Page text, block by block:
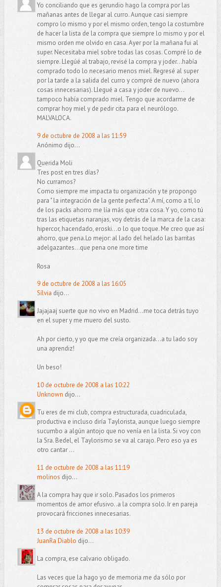
Yo conciliando que es gerundio hago la compra por las
mañanas antes de llegar al curro. Aunque casi siempre
compro lo mismo y por el mismo orden, tengo la costumbre
de hacer la lista de la compra que siempre lo mismo y por el
mismo orden me olvido en casa. Ayer por la mañana fui al
super. Necesitaba miel sobre todas las cosas. Compré lo de
siempre. Llegúé al trabajo, revisé la compra y joder...había
comprado todo lo necesario menos miel. Regresé al super
por la tarde a la salida del curro y compré de nuevo (ahora
cosas innecesarias). Llegué a casa y joder de nuevo...
tampoco había comprado miel. Tengo que acordarme de
comprar hoy miel y de pedir cita para el neurólogo.
MALVALOCA.
9 de octubre de 2008 a las 11:59
Anónimo dijo...
Querida Moli
Tres post en tres días?
No curramos?
Como siempre me impacta tu organización y te propongo
para " la integración de la gente perfecta". A mí, como a tí, lo
de los packs ahorro me lía más que otra cosa. Y yo, como tú
tras las etiquetas naranjas, voy detrás de la marca de la casa:
hipercor, hacendado, eroski...o lo que toque. Me creo que así
ahorro, que pena.Lo mejor: al lado del helado las barritas
adelgazantes...que pena one more time
Rosa
9 de octubre de 2008 a las 16:05
Sílvia dijo...
Jajajaaj suerte que no vivo en Madrid...me toca detrás tuyo
en el super y me muero del susto.
Ah por cierto, y yo que me creía organizada...a tu lado soy
una aprendiz!
Un beso!
10 de octubre de 2008 a las 10:22
Unknown dijo...
Tu eres de mi club, compra estructurada, cuadriculada,
productiva e incluso diría Taylorista, aunque luego siempre
sucumbo a algún antojo que no venía en la lista. Si voy con
la Sra. Bedel, el Taylorismo se va al carajo. Pero eso ya es
otro cantar ...
11 de octubre de 2008 a las 11:19
molinos dijo...
A la compra hay que ir solo. Pasados los primeros
momentos de amor efusivo..a la compra solo. Ir en pareja
provocará fricciones innecesarias.
13 de octubre de 2008 a las 10:39
JuanRa Diablo dijo...
La compra, ese calvario obligado.
Las veces que la hago yo de memoria me da sólo por